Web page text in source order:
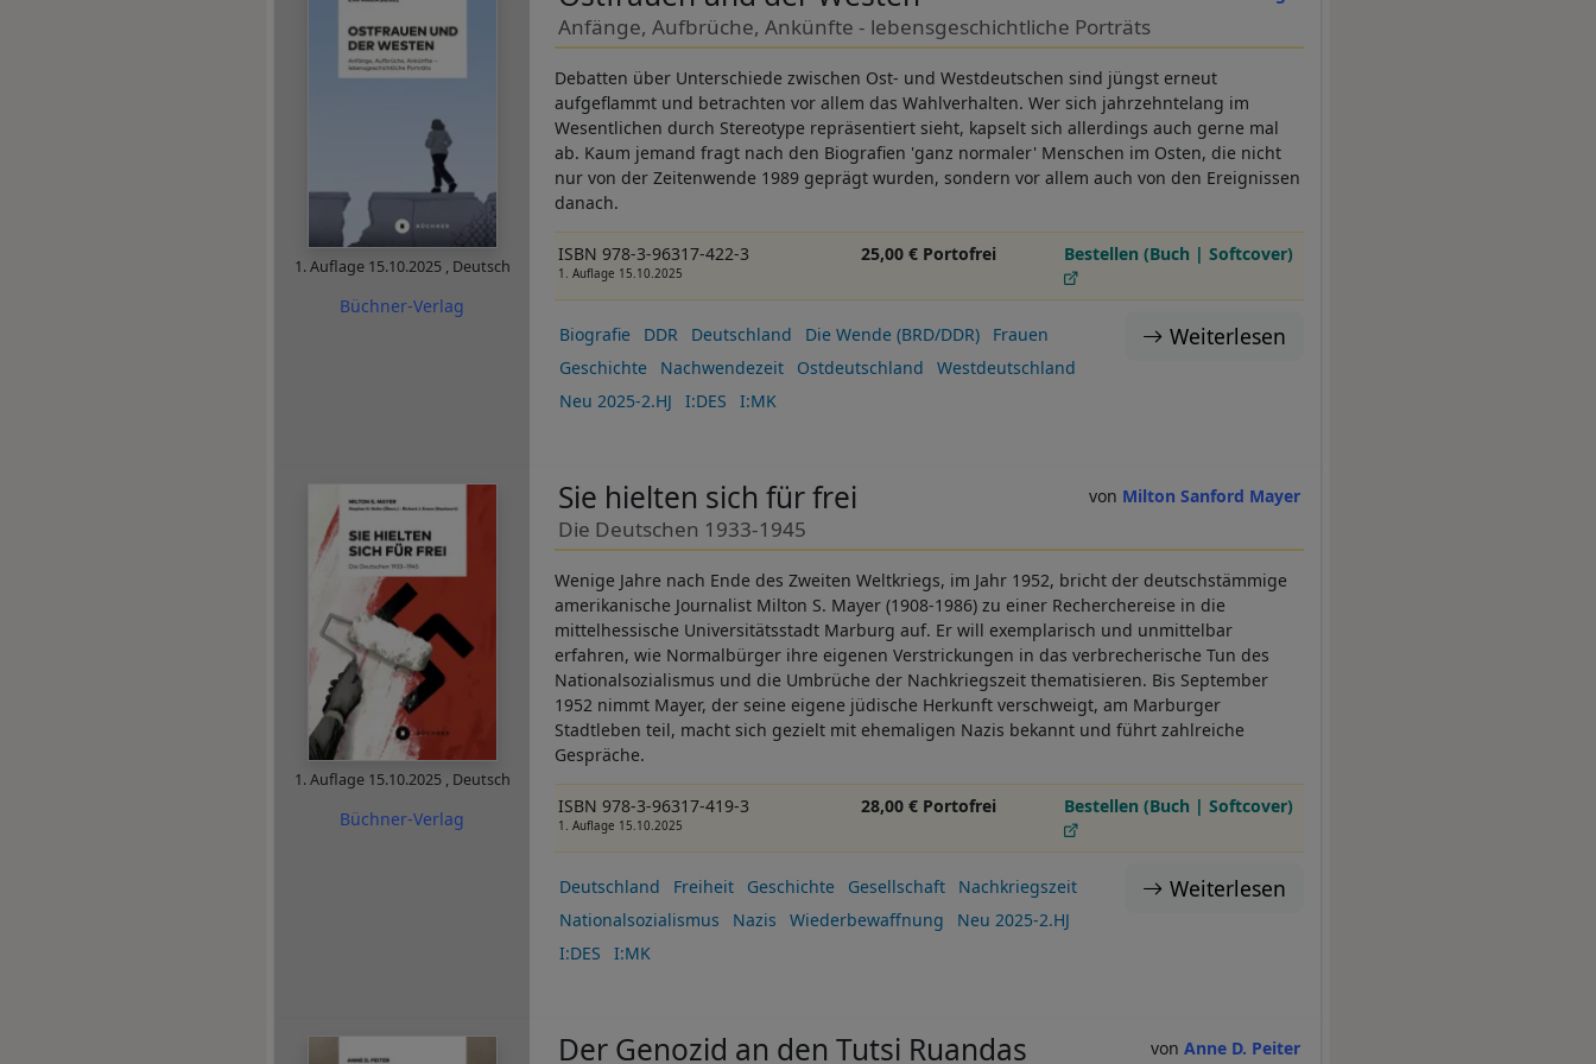
1. Auflage 15.10.2025 , Deutsch
Büchner-Verlag
Anfänge, Aufbrüche, Ankünfte - lebensgeschichtliche Porträts
Debatten über Unterschiede zwischen Ost- und Westdeutschen sind jüngst erneut
aufgeflammt und betrachten vor allem das Wahlverhalten. Wer sich jahrzehntelang im
Wesentlichen durch Stereotype repräsentiert sieht, kapselt sich allerdings auch gerne mal
ab. Kaum jemand fragt nach den Biografien 'ganz normaler' Menschen im Osten, die nicht
nur von der Zeitenwende 1989 geprägt wurden, sondern vor allem auch von den Ereignissen
danach.
ISBN 978-3-96317-422-3
1. Auflage 15.10.2025
25,00 € Portofrei Bestellen (Buch | Softcover)
Weiterlesen
Biografie DDR Deutschland Die Wende (BRD/DDR)
Frauen
Geschichte
Nachwendezeit Ostdeutschland
Westdeutschland
Neu 2025-2.HJ
I:DES I:MK
1. Auflage 15.10.2025 , Deutsch
Büchner-Verlag
Milton Sanford Mayer
Sie hielten sich für frei
Die Deutschen 1933-1945
Wenige Jahre nach Ende des Zweiten Weltkriegs, im Jahr 1952, bricht der deutschstämmige
amerikanische Journalist Milton S. Mayer (1908-1986) zu einer Recherchereise in die
mittelhessische Universitätsstadt Marburg auf. Er will exemplarisch und unmittelbar
erfahren, wie Normalbürger ihre eigenen Verstrickungen in das verbrecherische Tun des
Nationalsozialismus und die Umbrüche der Nachkriegszeit thematisieren. Bis September
1952 nimmt Mayer, der seine eigene jüdische Herkunft verschweigt, am Marburger
Stadtleben teil, macht sich gezielt mit ehemaligen Nazis bekannt und führt zahlreiche
Gespräche.
ISBN 978-3-96317-419-3
1. Auflage 15.10.2025
28,00 € Portofrei Bestellen (Buch | Softcover)
Weiterlesen
Deutschland Freiheit Geschichte Gesellschaft
Nachkriegszeit
Nationalsozialismus
Nazis Wiederbewaffnung
Neu 2025-2.HJ
I:DES
I:MK
Anne D. Peiter
Der Genozid an den Tutsi Ruandas